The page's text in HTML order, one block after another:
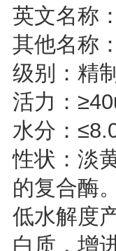
英文名称
其他名称
级别：精
活力：
水分：
性状：淡
的复合酶
低水解度
白质，增